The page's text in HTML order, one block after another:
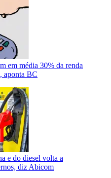
em média 30% da renda
aponta BC
e do diesel volta a
diz Abicom